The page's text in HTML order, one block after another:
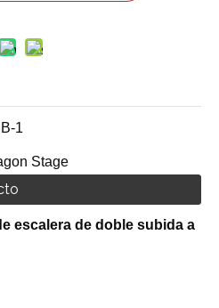
1
Stage
escalera de doble subida a